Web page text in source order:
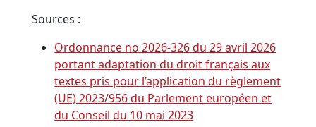
Sources :
Ordonnance no 2026-326 du 29 avril 2026
portant adaptation du droit français aux
textes pris pour l’application du règlement
(UE) 2023/956 du Parlement européen et
du Conseil du 10 mai 2023